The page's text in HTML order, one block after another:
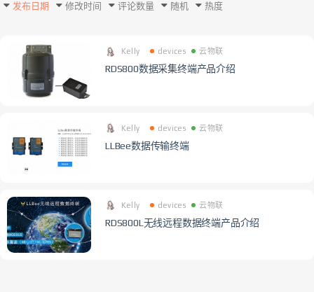
发布日期 修改时间 评论数量 随机 热度
Kelly devices 云物联
RDS800数据采集终端产品介绍
Kelly devices 云物联
LLBee数据传输终端
Kelly devices 云物联
RDS800L无线远程数据终端产品介绍